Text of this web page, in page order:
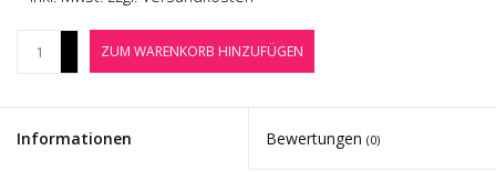
Jobbörse ZUM WARENKORB HINZUFÜGEN
Informationen Bewertungen (0)